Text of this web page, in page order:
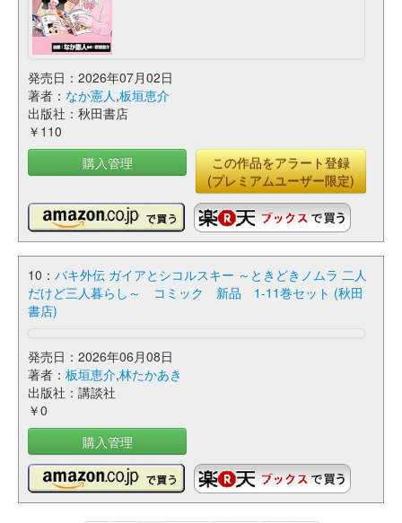
発売日：2026年07月02日
著者： なか憲人,板垣恵介
出版社：秋田書店
￥110
購入管理
この作品をアラート登録
(プレミアムユーザー限定)
10： バキ外伝 ガイアとシコルスキー ～ときどきノムラ 二人
だけど三人暮らし～ コミック 新品 1-11巻セット (秋田
書店)
発売日：2026年06月08日
著者： 板垣恵介,林たかあき
出版社：講談社
￥0
購入管理